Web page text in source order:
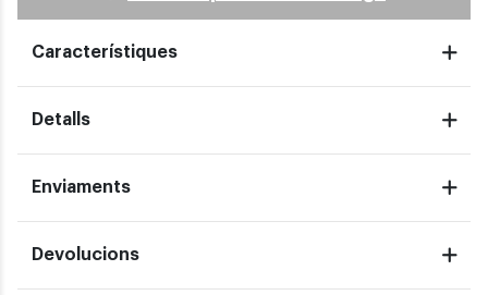
Característiques
Detalls
Enviaments
Devolucions